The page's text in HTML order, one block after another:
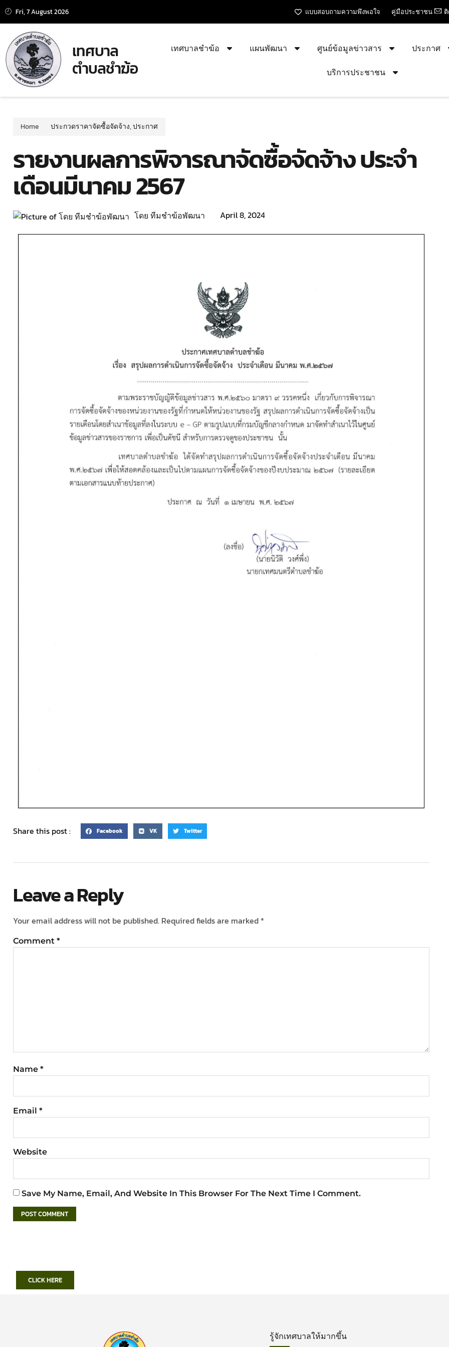
Fri, 7 August 2026 แบบสอบถามความพึงพอใจ คู่มือประชาชน
เทศบาล
ตำบลชำฆ้อ
เทศบาลชำฆ้อ แผนพัฒนา ศูนย์ข้อมูลข่าวสาร ประกาศ
บริการประชาชน
Home ประกวดราคาจัดซื้อจัดจ้าง,ประกาศ
รายงานผลการพิจารณาจัดซื้อจัดจ้าง ประจำ
เดือนมีนาคม 2567
โดย ทีมชำฆ้อพัฒนา April 8, 2024
Share this post : Facebook VK Twitter
Leave a Reply
Your email address will not be published. Required fields are marked *
Comment *
Name *
Email *
Website
Save My Name, Email, And Website In This Browser For The Next Time I Comment.
CLICK HERE
รู้จักเทศบาลให้มากขึ้น